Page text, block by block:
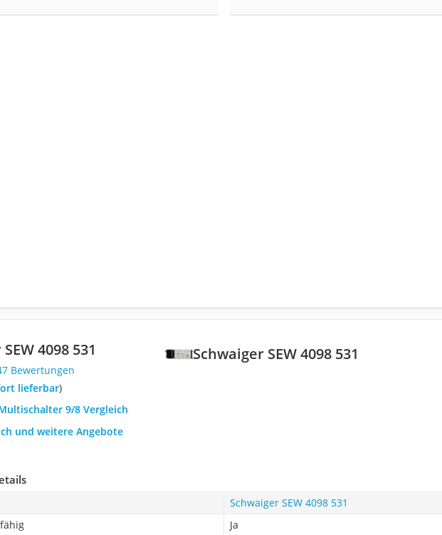
Schwaiger SEW 4098 531
4098 531
Bewertungen
lieferbar)
9/8 Vergleich
und weitere Angebote
Schwaiger SEW 4098 531
Ja